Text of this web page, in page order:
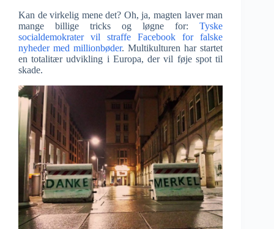
Kan de virkelig mene det? Oh, ja, magten laver man
mange billige tricks og løgne for:Tyske
socialdemokrater vil straffe Facebook for falske
nyheder med millionbøder. Multikulturen har startet
en totalitær udvikling i Europa, der vil føje spot til
skade.